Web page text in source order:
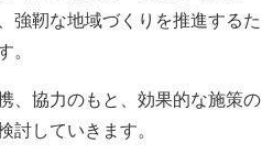
強靭な地域づくりを推進するた
。
、協力のもと、効果的な施策の
討していきます。